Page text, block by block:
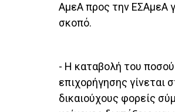
ΑμεΑ προς την ΕΣΑμεΑ
σκοπό.
- Η καταβολή του
επιχορήγησης γίνεται
δικαιούχους φορείς